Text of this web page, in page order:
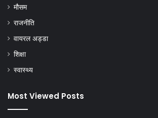
मौसम
राजनीति
वायरल अड्डा
शिक्षा
स्वास्थ्य
Most Viewed Posts